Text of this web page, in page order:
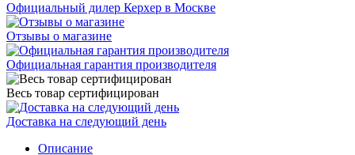
Официальный дилер Керхер в Москве
Отзывы о магазине
Официальная гарантия производителя
Весь товар сертифицирован
Доставка на следующий день
Описание